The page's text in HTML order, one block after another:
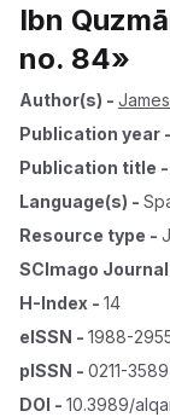
Ibn
no. 84»
Author(s) -
Publication year -
Publication title -
Language(s) -
Resource type -
SCImago
H-Index - 14
eISSN - 1988-
pISSN - 0211-3589
DOI - 10.3989/